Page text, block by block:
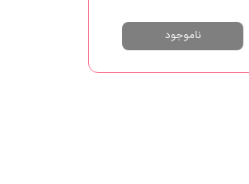
ناموجود